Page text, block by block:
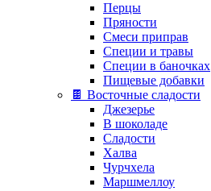
Перцы
Пряности
Смеси приправ
Специи и травы
Специи в баночках
Пищевые добавки
🍫 Восточные сладости
Джезерье
В шоколаде
Сладости
Халва
Чурчхела
Маршмеллоу